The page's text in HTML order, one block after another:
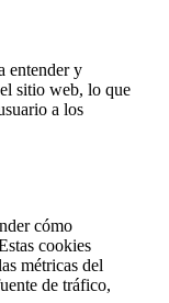
entender y
sitio web, lo que
a los
cómo
cookies
métricas del
de tráfico,